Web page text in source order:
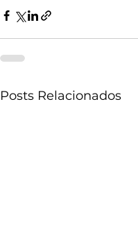
Posts Relacionados